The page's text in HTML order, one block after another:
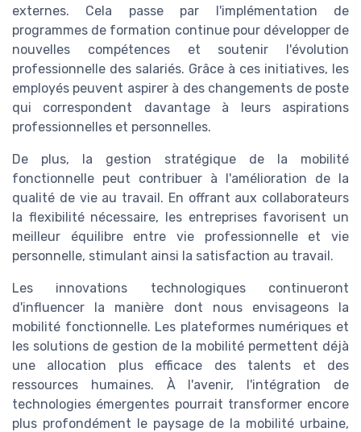
externes. Cela passe par l'implémentation de
programmes de formation continue pour développer de
nouvelles compétences et soutenir l'évolution
professionnelle des salariés. Grâce à ces initiatives, les
employés peuvent aspirer à des changements de poste
qui correspondent davantage à leurs aspirations
professionnelles et personnelles.
De plus, la gestion stratégique de la mobilité
fonctionnelle peut contribuer à l'amélioration de la
qualité de vie au travail. En offrant aux collaborateurs
la flexibilité nécessaire, les entreprises favorisent un
meilleur équilibre entre vie professionnelle et vie
personnelle, stimulant ainsi la satisfaction au travail.
Les innovations technologiques continueront
d'influencer la manière dont nous envisageons la
mobilité fonctionnelle. Les plateformes numériques et
les solutions de gestion de la mobilité permettent déjà
une allocation plus efficace des talents et des
ressources humaines. À l'avenir, l'intégration de
technologies émergentes pourrait transformer encore
plus profondément le paysage de la mobilité urbaine,